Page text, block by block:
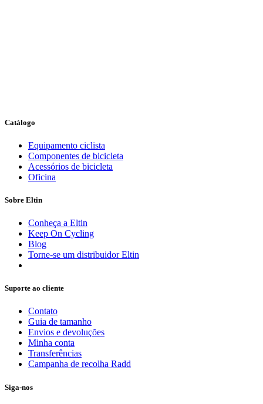
Catálogo
Equipamento ciclista
Componentes de bicicleta
Acessórios de bicicleta
Oficina
Sobre Eltin
Conheça a Eltin
Keep On Cycling
Blog
Torne-se um distribuidor Eltin
Suporte ao cliente
Contato
Guia de tamanho
Envios e devoluções
Minha conta
Transferências
Campanha de recolha Radd
Siga-nos